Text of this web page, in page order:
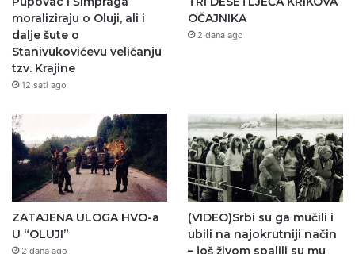
moraliziraju o Oluji, ali i
dalje šute o
Stanivukovićevu veličanju
tzv. Krajine
12 sati ago
OČAJNIKA
2 dana ago
ZATAJENA ULOGA HVO-a
U “OLUJI”
2 dana ago
(VIDEO)Srbi su ga mučili i
ubili na najokrutniji način
– još živom spalili su mu